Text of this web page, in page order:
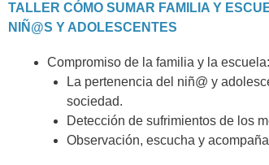
TALLER CÓMO SUMAR FAMILIA Y
NIÑ@S Y ADOLESCENTES
Compromiso de la familia y la escuela:
La pertenencia del niñ@ y
sociedad.
Detección de sufrimientos de los
Observación, escucha y